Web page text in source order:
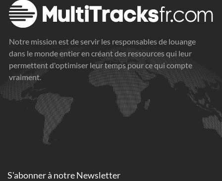
Notre mission est de servir les responsables de louange
dans le monde entier en créant des ressources qui leur
permettent d'optimiser leur temps pour ce qui compte
vraiment.
S'abonner à notre Newsletter